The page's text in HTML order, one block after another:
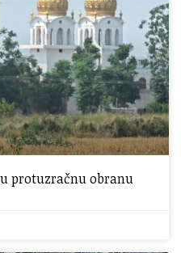
protuzračnu obranu